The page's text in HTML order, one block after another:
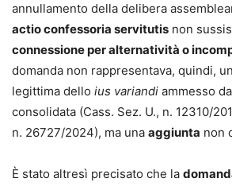
annullamento della delibera
actio confessoria servitutis non
connessione per alternatività o
domanda non rappresentava, quindi,
legittima dello ius variandi ammesso
consolidata (Cass. Sez. U., n. 12310/
n. 26727/2024), ma una aggiunta non
È stato altresì precisato che la